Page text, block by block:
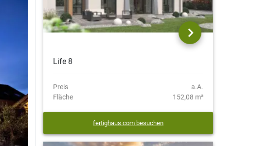
Life 8
Preis
a.A.
Fläche
152,08 m²
fertighaus.com besuchen